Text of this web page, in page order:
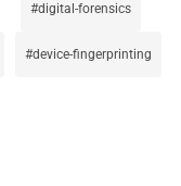
digital-forensics
device-fingerprinting